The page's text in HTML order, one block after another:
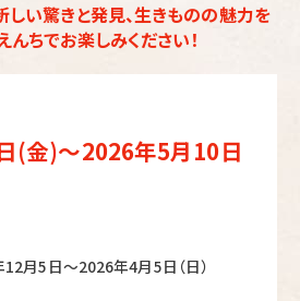
い驚きと発見、生きものの魅力を
んちでお楽しみください！
(金)～2026年5月10日
月5日～2026年4月5日（日）